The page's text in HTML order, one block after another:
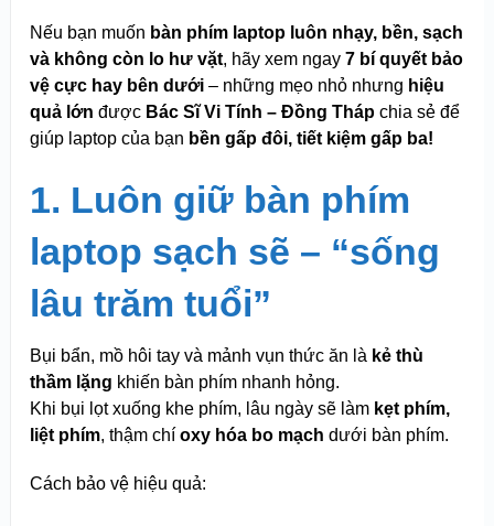
Nếu bạn muốn bàn phím laptop luôn nhạy, bền, sạch
và không còn lo hư vặt, hãy xem ngay 7 bí quyết bảo
vệ cực hay bên dưới– những mẹo nhỏ nhưng hiệu
quả lớn được Bác Sĩ Vi Tính – Đồng Thápchia sẻ để
giúp laptop của bạn bền gấp đôi, tiết kiệm gấp ba!
1. Luôn giữ bàn phím
laptop sạch sẽ – “sống
lâu trăm tuổi”
Bụi bẩn, mồ hôi tay và mảnh vụn thức ăn là kẻ thù
thầm lặng khiến bàn phím nhanh hỏng.
Khi bụi lọt xuống khe phím, lâu ngày sẽ làm kẹt phím,
liệt phím, thậm chí oxy hóa bo mạch dưới bàn phím.
Cách bảo vệ hiệu quả: